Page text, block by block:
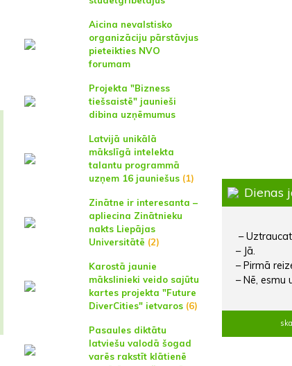
Aicina nevalstisko
organizāciju pārstāvjus
pieteikties NVO
forumam
Projekta "Bizness
tiešsaistē" jaunieši
dibina uzņēmumus
Latvijā unikālā
mākslīgā intelekta
talantu programmā
uzņem 16 jauniešus(1)
Zinātne ir interesanta –
apliecina Zinātnieku
nakts Liepājas
Universitātē (2)
Karostā jaunie
mākslinieki veido sajūtu
kartes projekta "Future
DiverCities" ietvaros(6)
Pasaules diktātu
latviešu valodā šogad
varēs rakstīt klātienē
Dienas
–
– Jā.
– Pirmā
– Nē, esmu